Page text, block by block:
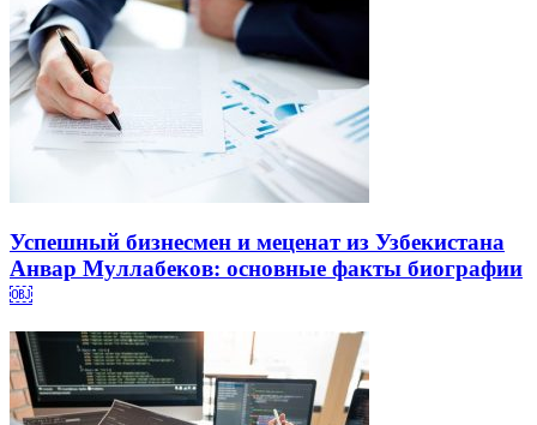
Успешный бизнесмен и меценат из Узбекистана
Анвар Муллабеков: основные факты биографии
￼